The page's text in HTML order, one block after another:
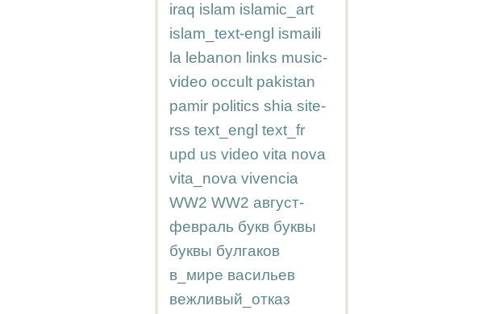
iraq islam islamic_art
islam_text-engl ismaili
la lebanon links music-
video occult pakistan
pamir politics shia site-
rss text_engl text_fr
upd us video vita nova
vita_nova vivencia
WW2 WW2 август-
февраль букв буквы
буквы булгаков
в_мире васильев
вежливый_отказ